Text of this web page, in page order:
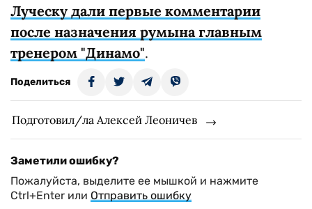
Луческу дали первые комментарии
после назначения румына главным
тренером "Динамо".
Поделиться
Подготовил/ла Алексей Леоничев
Заметили ошибку?
Пожалуйста, выделите ее мышкой и нажмите
Ctrl+Enter или Отправить ошибку